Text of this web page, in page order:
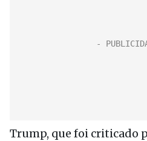
Trump, que foi criticado